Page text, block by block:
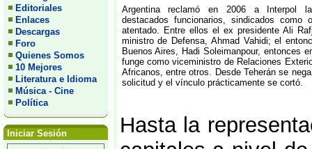
Editoriales
Enlaces
Descargas
Foro
Quienes Somos
10 Mejores
Literatura e Idioma
Música - Cine
Política
Iniciar Sesión
Argentina reclamó en 2006 a Interpol
destacados funcionarios, sindicados como
atentado. Entre ellos el ex presidente Ali
ministro de Defensa, Ahmad Vahidi; el
Buenos Aires, Hadi Soleimanpour, entonces
funge como viceministro de Relaciones
Africanos, entre otros. Desde Teherán se
solicitud y el vínculo prácticamente se cortó.
Hasta la